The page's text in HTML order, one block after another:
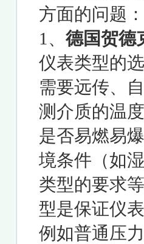
方面的问题：
1、 德国贺德
仪表类型的
需要远传、
测介质的温
是否易燃易
境条件（如
类型的要求
型是保证仪
例如普通压